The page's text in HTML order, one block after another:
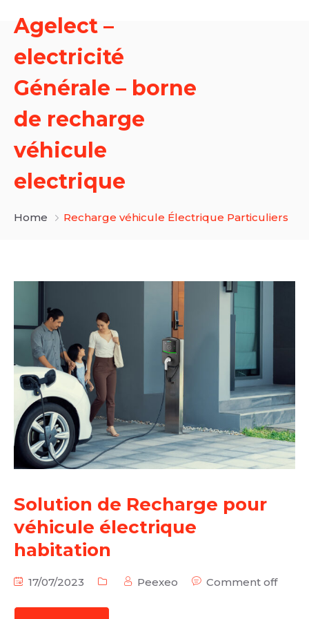
Agelect –
electricité
Générale – borne
de recharge
véhicule
electrique
Home Recharge véhicule Électrique Particuliers
Solution de Recharge pour
véhicule électrique
habitation
17/07/2023 Peexeo Comment off